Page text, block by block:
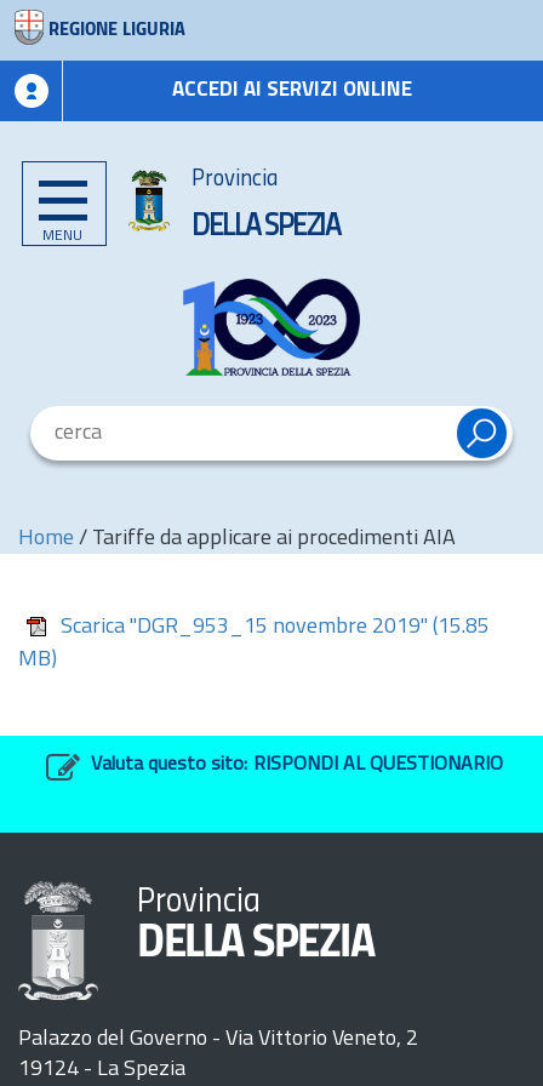
REGIONE LIGURIA
ACCEDI AI SERVIZI ONLINE
MENU
Provincia
DELLA SPEZIA
Home / Tariffe da applicare ai procedimenti AIA
Scarica "DGR_953_15 novembre 2019" (15.85
MB)
Valuta questo sito: RISPONDI AL QUESTIONARIO
Provincia
DELLA SPEZIA
Palazzo del Governo - Via Vittorio Veneto, 2
19124 - La Spezia